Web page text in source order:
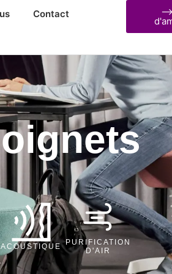
Contact ⟶
ACOUSTIQUE PURIFICATION
D'AIR